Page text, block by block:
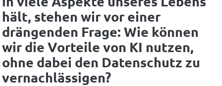
hält, stehen wir vor einer
drängenden Frage: Wie können
wir die Vorteile von KI nutzen,
ohne dabei den Datenschutz zu
vernachlässigen?